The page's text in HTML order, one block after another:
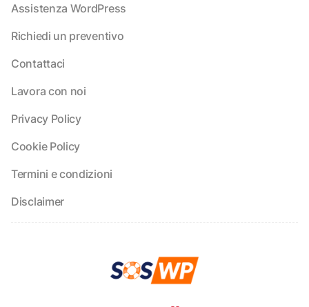
Assistenza WordPress
Richiedi un preventivo
Contattaci
Lavora con noi
Privacy Policy
Cookie Policy
Termini e condizioni
Disclaimer